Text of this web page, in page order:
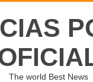
The world Best News